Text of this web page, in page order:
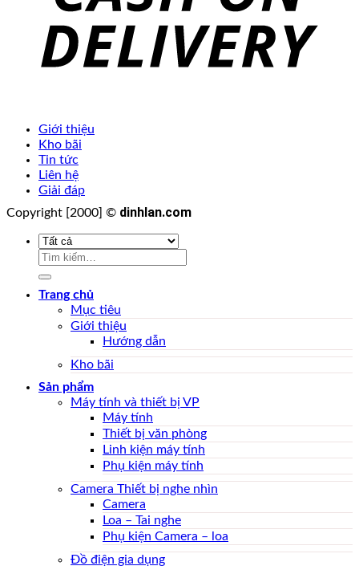
Giới thiệu
Kho bãi
Tin tức
Liên hệ
Giải đáp
Copyright [2000] © dinhlan.com
Tìm
Trang chủ
Mục tiêu
Giới thiệu
Hướng dẫn
Kho bãi
Sản phẩm
Máy tính và thiết bị VP
Máy tính
Thiết bị văn phòng
Linh kiện máy tính
Phụ kiện máy tính
Camera Thiết bị nghe nhìn
Camera
Loa – Tai nghe
Phụ kiện Camera – loa
Đồ điện gia dụng